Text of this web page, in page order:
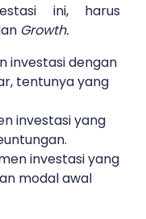
ini, harus
Growth.
investasi dengan
tentunya yang
investasi yang
investasi yang
modal awal